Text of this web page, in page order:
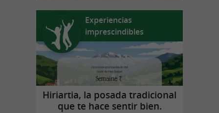
Experiencias
imprescindibles
Hiriartia, la posada tradicional
que te hace sentir bien.